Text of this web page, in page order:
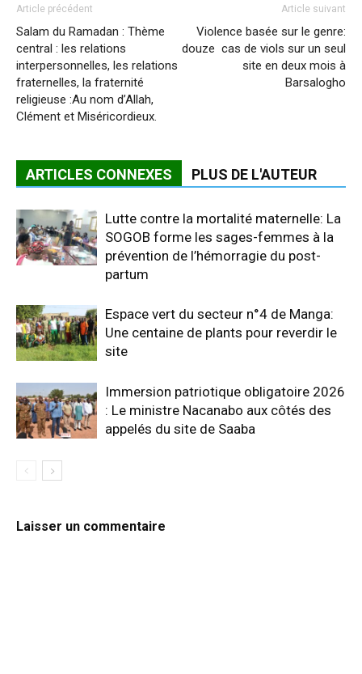
Article précédent
Salam du Ramadan : Thème
central : les relations
interpersonnelles, les relations
fraternelles, la fraternité
religieuse :Au nom d’Allah,
Clément et Miséricordieux.
Article suivant
Violence basée sur le genre:
douze cas de viols sur un seul
site en deux mois à
Barsalogho
ARTICLES CONNEXES PLUS DE L'AUTEUR
Lutte contre la mortalité maternelle: La
SOGOB forme les sages-femmes à la
prévention de l’hémorragie du post-
partum
Espace vert du secteur n°4 de Manga:
Une centaine de plants pour reverdir le
site
Immersion patriotique obligatoire 2026
: Le ministre Nacanabo aux côtés des
appelés du site de Saaba
Laisser un commentaire